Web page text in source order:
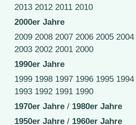
2013 2012 2011 2010
2000er Jahre
2009 2008 2007 2006 2005 2004
2003 2002 2001 2000
1990er Jahre
1999 1998 1997 1996 1995 1994
1993 1992 1991 1990
1970er Jahre / 1980er Jahre
1950er Jahre / 1960er Jahre